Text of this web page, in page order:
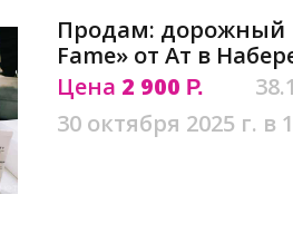
Продам: дорожный
Fame» от Ат в
Цена 2 900 Р.
30 октября 2025 г. в